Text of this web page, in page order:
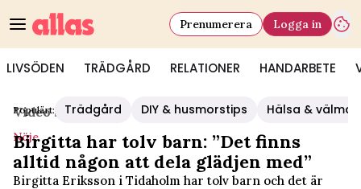
LIVSÖDEN TRÄDGÅRD RELATIONER HANDARBETE
Prenumerera Logga in
Populärt: Trädgård DIY & husmorstips Hälsa &
Video Start/Nöje
Nöje
Birgitta har tolv barn: ”Det finns
alltid någon att dela glädjen med”
Birgitta Eriksson i Tidaholm har tolv barn och det är